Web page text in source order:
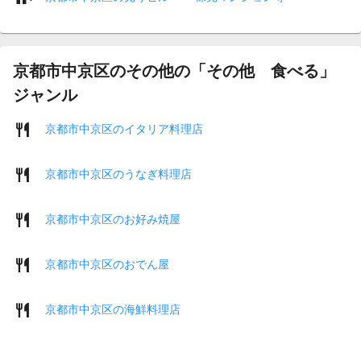
京都市中京区のその他の「その他 食べる」
ジャンル
京都市中京区のイタリア料理店
京都市中京区のうなぎ料理店
京都市中京区のお好み焼屋
京都市中京区のおでん屋
京都市中京区の海鮮料理店